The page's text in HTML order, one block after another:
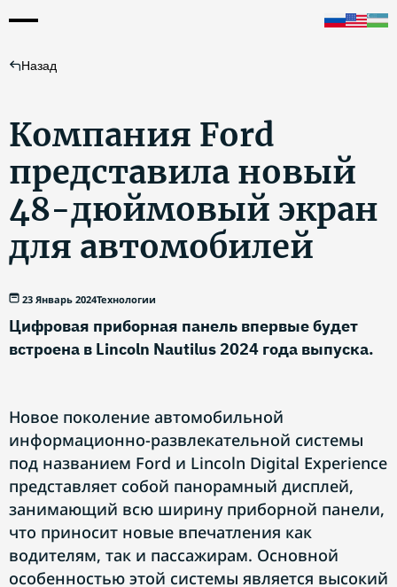
Назад
Компания Ford
представила новый
48-дюймовый экран
для автомобилей
23 Январь 2024Технологии
Цифровая приборная панель впервые будет
встроена в Lincoln Nautilus 2024 года выпуска.
Новое поколение автомобильной
информационно-развлекательной системы
под названием Ford и Lincoln Digital Experience
представляет собой панорамный дисплей,
занимающий всю ширину приборной панели,
что приносит новые впечатления как
водителям, так и пассажирам. Основной
особенностью этой системы является высокий